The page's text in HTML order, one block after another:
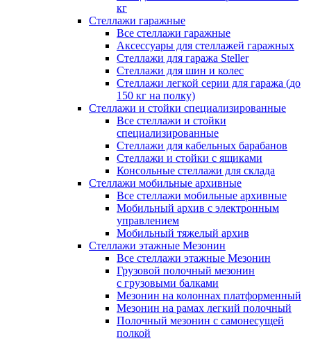
кг
Стеллажи гаражные
Все стеллажи гаражные
Аксессуары для стеллажей гаражных
Стеллажи для гаража Steller
Стеллажи для шин и колес
Стеллажи легкой серии для гаража (до
150 кг на полку)
Стеллажи и стойки специализированные
Все стеллажи и стойки
специализированные
Стеллажи для кабельных барабанов
Стеллажи и стойки с ящиками
Консольные стеллажи для склада
Стеллажи мобильные архивные
Все стеллажи мобильные архивные
Мобильный архив с электронным
управлением
Мобильный тяжелый архив
Стеллажи этажные Мезонин
Все стеллажи этажные Мезонин
Грузовой полочный мезонин
с грузовыми балками
Мезонин на колоннах платформенный
Мезонин на рамах легкий полочный
Полочный мезонин с самонесущей
полкой